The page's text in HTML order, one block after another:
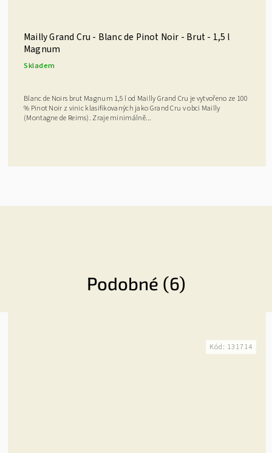
Mailly Grand Cru - Blanc de Pinot Noir - Brut - 1,5 l
Magnum
Skladem
Blanc de Noirs brut Magnum 1,5 l od Mailly Grand Cru je vytvořeno ze 100
% Pinot Noir z vinic klasifikovaných jako Grand Cru v obci Mailly
(Montagne de Reims). Zraje minimálně...
Podobné (6)
Kód: 131714